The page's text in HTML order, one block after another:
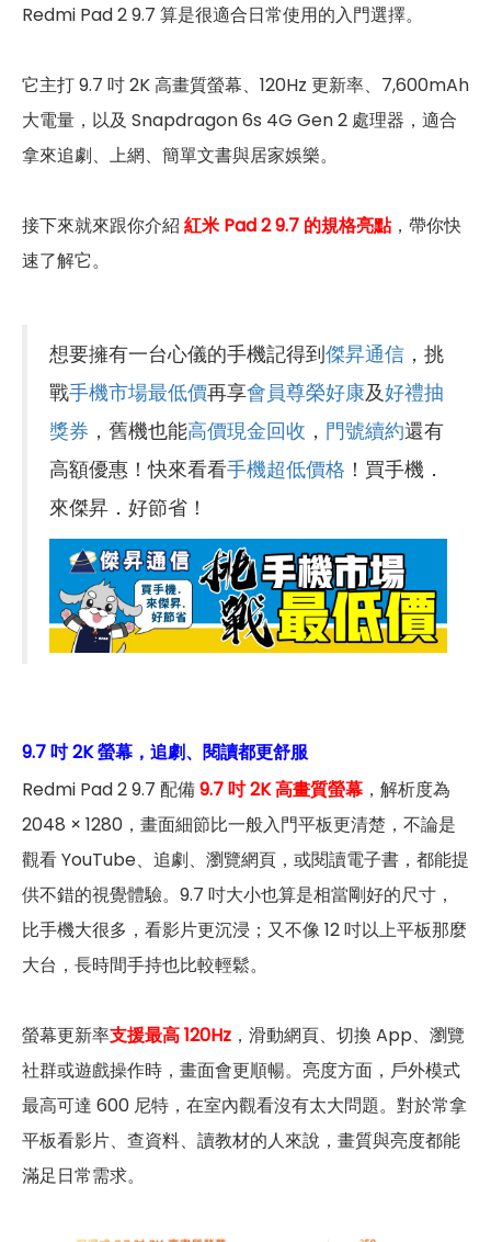
Redmi Pad 2 9.7 算是很適合日常使用的入門選擇。
它主打 9.7 吋 2K 高畫質螢幕、120Hz 更新率、7,600mAh
大電量，以及 Snapdragon 6s 4G Gen 2 處理器，適合
拿來追劇、上網、簡單文書與居家娛樂。
接下來就來跟你介紹 紅米 Pad 2 9.7 的規格亮點，帶你快
速了解它。
想要擁有一台心儀的手機記得到傑昇通信 ，挑
戰手機市場最低價再享會員尊榮好康及好禮抽
獎券 ，舊機也能高價現金回收 ， 門號續約還有
高額優惠！快來看看手機超低價格 ！買手機．
來傑昇．好節省！
9.7 吋 2K 螢幕，追劇、閱讀都更舒服
Redmi Pad 2 9.7 配備9.7 吋 2K 高畫質螢幕 ，解析度為
2048 × 1280，畫面細節比一般入門平板更清楚，不論是
觀看 YouTube、追劇、瀏覽網頁，或閱讀電子書，都能提
供不錯的視覺體驗。9.7 吋大小也算是相當剛好的尺寸，
比手機大很多，看影片更沉浸；又不像 12 吋以上平板那麼
大台，長時間手持也比較輕鬆。
螢幕更新率支援最高 120Hz ，滑動網頁、切換 App、瀏覽
社群或遊戲操作時，畫面會更順暢。亮度方面，戶外模式
最高可達 600 尼特，在室內觀看沒有太大問題。對於常拿
平板看影片、查資料、讀教材的人來說，畫質與亮度都能
滿足日常需求。